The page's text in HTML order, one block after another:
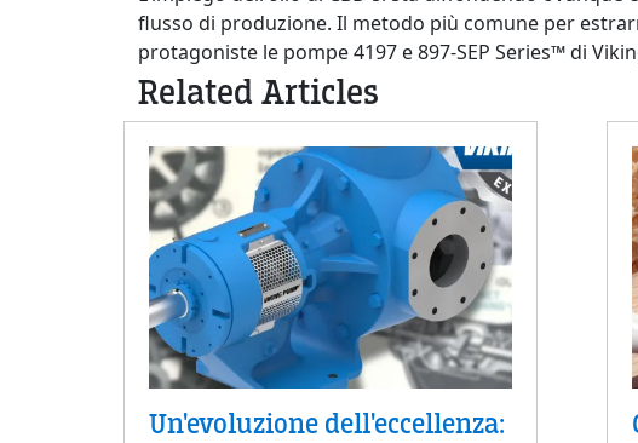
flusso di produzione. Il metodo più comune per
protagoniste le pompe 4197 e 897-SEP Series™ di
Related Articles
Un'evoluzione dell'eccellenza: